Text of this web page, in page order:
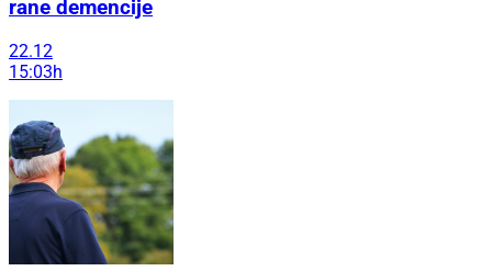
rane demencije
22.12
15:03h